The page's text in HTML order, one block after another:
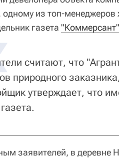
одному из топ-
газета "Коммерсант"
считают, что
природного
утверждает, что
заявителей, в деревне